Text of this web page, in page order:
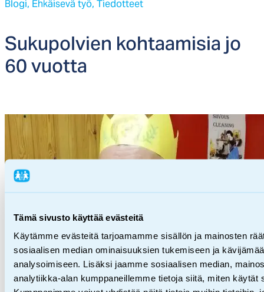
Tämä sivusto käyttää evästeitä
Käytämme evästeitä tarjoamamme sisällön ja mainosten
sosiaalisen median ominaisuuksien tukemiseen ja
analysoimiseen. Lisäksi jaamme sosiaalisen median,
analytiikka-alan kumppaneillemme tietoja siitä, miten käytät
Blogi, Ehkäisevä työ, Tiedotteet
Su­ku­pol­vien koh­taa­mi­sia jo
60 vuot­ta
Blogi,Vapaaehtoistoiminta